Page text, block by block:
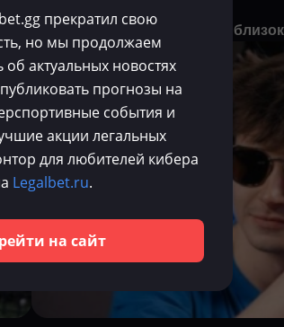
Nix назвал игрока, который
2
прекратил свою
но мы продолжаем
об актуальных новостях
прогнозы на
события и
акции легальных
для любителей кибера
Legalbet.ru.
на сайт